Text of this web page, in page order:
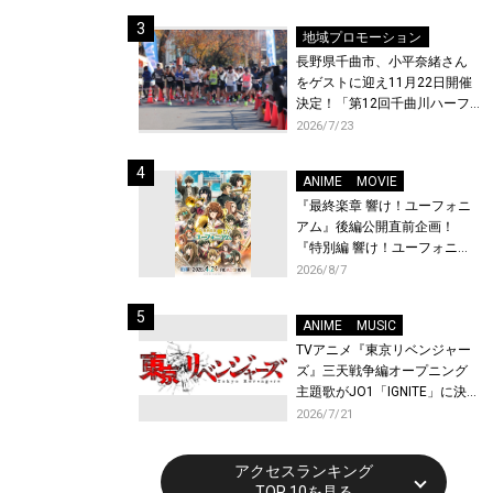
地域プロモーション
長野県千曲市、小平奈緒さん
をゲストに迎え11月22日開催
決定！「第12回千曲川ハーフ
マラソン」エントリー受付開
2026/7/23
ANIME
MOVIE
『最終楽章 響け！ユーフォニ
アム』後編公開直前企画！
『特別編 響け！ユーフォニア
ム〜アンサンブルコンテス
映が決定！
2026/8/7
ANIME
MUSIC
TVアニメ『東京リベンジャー
ズ』三天戦争編オープニング
主題歌がJO1「IGNITE」に決
定！メンバー全員から喜びと
トが到着！9月に東京・大阪で
先行上映会を開催！
2026/7/21
アクセスランキング